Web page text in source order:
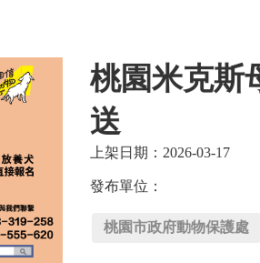
桃園米克斯
送
上架日期：2026-03-17
發布單位：
桃園市政府動物保護處